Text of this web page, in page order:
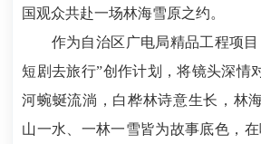
国观众共赴一场林海雪原之约。
作为自治区广电局精品工程项目
短剧去旅行”创作计划，将镜头深
河蜿蜒流淌，白桦林诗意生长，林
山一水、一林一雪皆为故事底色，